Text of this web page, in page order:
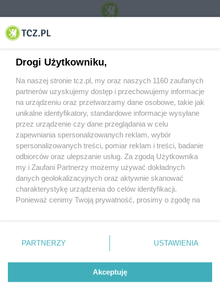
© 2001-2026 Tczew - TCZ.PL Sp. z o.o. Internetowy Serwis Informacyjny Miasta
O FIRMIE POLITYKA PRYWATNOŚCI HOSTING
REKLAMA WSPÓŁPRACA RSS FACEBOOK KONTAKT
Nasze serwisy
Aktualności
Tcz24
Historia miasta
Muzyka i kultura
Archiwum wydarzeń
Zdjęcia miasta
Drogi Użytkowniku,
Na naszej stronie tcz.pl, my oraz naszych 1160 zaufanych
partnerów uzyskujemy dostęp i przechowujemy informacje
na urządzeniu oraz przetwarzamy dane osobowe, takie jak
unikalne identyfikatory, standardowe informacje wysyłane
przez urządzenie czy dane przeglądania w celu
zapewniania spersonalizowanych reklam, wybór
spersonalizowanych treści, pomiar reklam i treści, badanie
odbiorców oraz ulepszanie usług. Za zgodą Użytkownika
my i Zaufani Partnerzy możemy używać dokładnych
danych geolokalizacyjnych oraz aktywnie skanować
charakterystykę urządzenia do celów identyfikacji.
Ponieważ cenimy Twoją prywatność, prosimy o zgodę na
znajdujący się w lewym dolnym rogu strony
. Niektóre
przetwarzaniu. Preferencje będą miały zastosowania tylko
PARTNERZY USTAWIENIA
Akceptuję